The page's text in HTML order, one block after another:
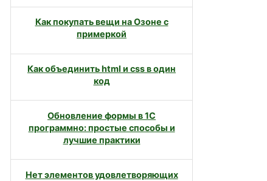
Как покупать вещи на Озоне с
примеркой
Как объединить html и css в один
код
Обновление формы в 1С
программно: простые способы и
лучшие практики
Нет элементов удовлетворяющих